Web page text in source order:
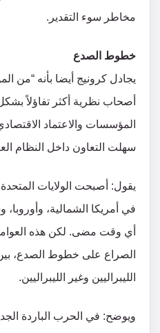
مخاطر سوء التقدير.
خطوط الصدع
يجادل كرونيج أيضا بأنه “من
أصحاب نظرية أكثر تفاؤلاً
المؤسسات والاعتماد
سهلت التعاون داخل النظام
يقول: أصبحت الولايات
في أمريكا الشمالية، وأوروبا،
أي وقت مضى. لكن هذه
الصراع على خطوط الصدع، بين
الليبراليين وغير الليبراليين.
ويوضح: في الحرب الباردة